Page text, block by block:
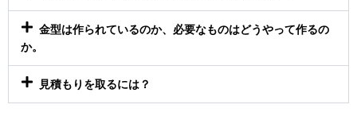
金型は作られているのか、必要なものはどうやって作るの
か。
見積もりを取るには？